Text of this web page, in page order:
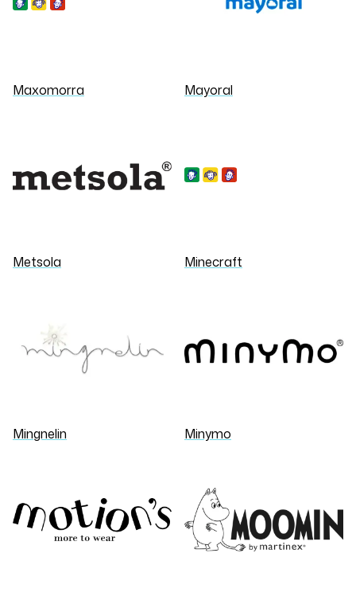
Maxomorra Mayoral
Metsola Minecraft
Mingnelin Minymo